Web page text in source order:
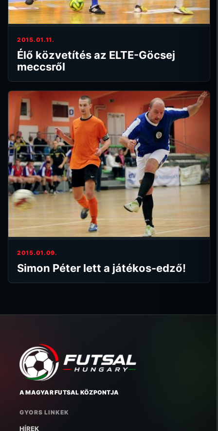
2015.01.11.
Élő közvetítés az ELTE-Göcsej
meccsről
2015.01.09.
Simon Péter lett a játékos-edző!
A MAGYAR FUTSAL KÖZPONTJA
GYORS LINKEK
HÍREK